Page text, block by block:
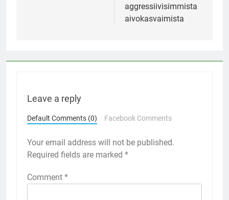
aggressiivisimmista
aivokasvaimista
Leave a reply
Default Comments (0) Facebook Comments
Your email address will not be published.
Required fields are marked *
Comment *